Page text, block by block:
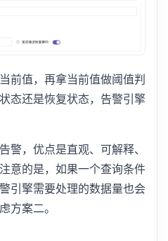
前值，再拿当前值做阈值判
态还是恢复状态，告警引擎
警，优点是直观、可解释、
意的是，如果一个查询条件
引擎需要处理的数据量也会
方案二。